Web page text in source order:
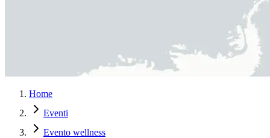
Home
Eventi
Evento wellness